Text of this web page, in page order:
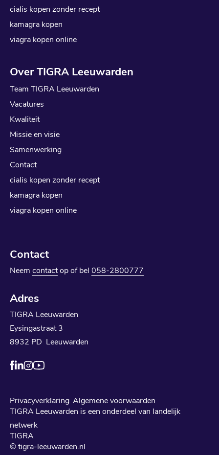
cialis kopen zonder recept
kamagra kopen
viagra kopen online
Over TIGRA Leeuwarden
Team TIGRA Leeuwarden
Vacatures
Kwaliteit
Missie en visie
Samenwerking
Contact
cialis kopen zonder recept
kamagra kopen
viagra kopen online
Contact
Neem contactop of bel 058-2800777
Adres
TIGRA Leeuwarden
Eysingastraat 3
8932 PD Leeuwarden
Privacyverklaring Algemene voorwaarden
TIGRA Leeuwarden is een onderdeel van landelijk
netwerk
TIGRA
© tigra-leeuwarden.nl